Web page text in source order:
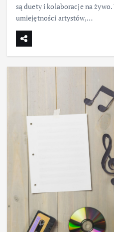
są duety i kolaboracje na
umiejętności artystów,…